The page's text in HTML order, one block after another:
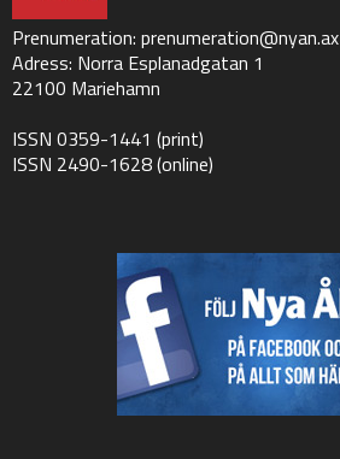
Prenumeration: prenumeration@nyan.ax
Adress: Norra Esplanadgatan 1
22100 Mariehamn
ISSN 0359-1441 (print)
ISSN 2490-1628 (online)